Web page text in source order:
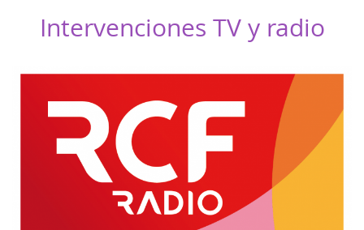
Intervenciones TV y radio